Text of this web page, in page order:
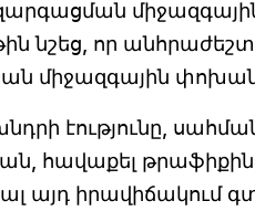
նշեց, որ
միջազգային
էությունը,
հավաքել
այդ իրավիճակում